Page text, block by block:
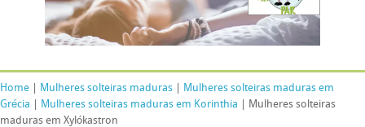
Home Mulheres solteiras maduras
Mulheres solteiras maduras em
Grécia
Mulheres solteiras maduras em Korinthia | Mulheres solteiras
maduras em Xylókastron